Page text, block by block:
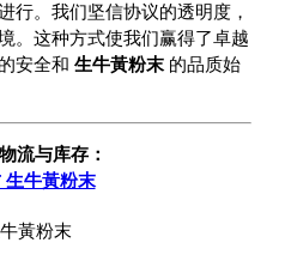
行。我们坚信协议的透明度，
。这种方式使我们赢得了卓越
安全和 生牛黃粉末 的品质始
流与库存：
生牛黃粉末